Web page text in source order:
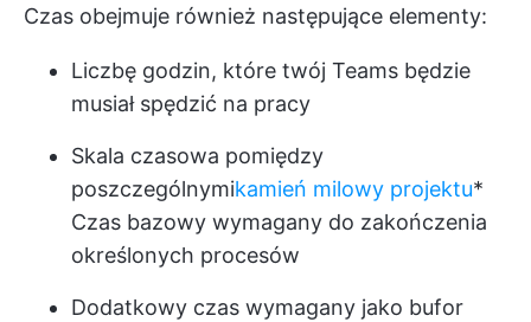
Czas obejmuje również następujące elementy:
Liczbę godzin, które twój Teams będzie
musiał spędzić na pracy
Skala czasowa pomiędzy
poszczególnymikamień milowy projektu*
Czas bazowy wymagany do zakończenia
określonych procesów
Dodatkowy czas wymagany jako bufor